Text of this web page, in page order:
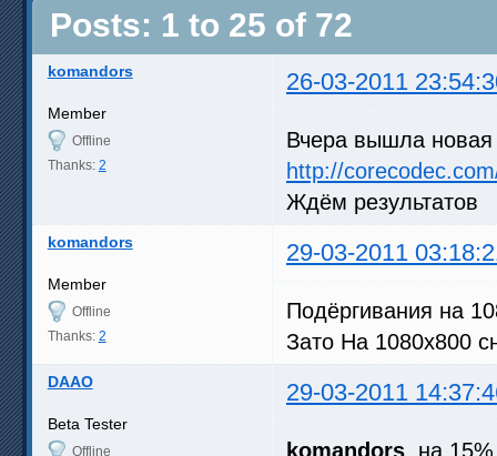
Posts: 1 to 25 of 72
komandors 26-03-2011
Member
Offline
Thanks: 2
Вчера вышла новая
http://
Ждём результатов
komandors 29-03-2011
Member
Offline
Thanks: 2
Подёргивания на
Зато На 1080х800
DAAO 29-03-2011
Beta Tester
Offline
komandors, на